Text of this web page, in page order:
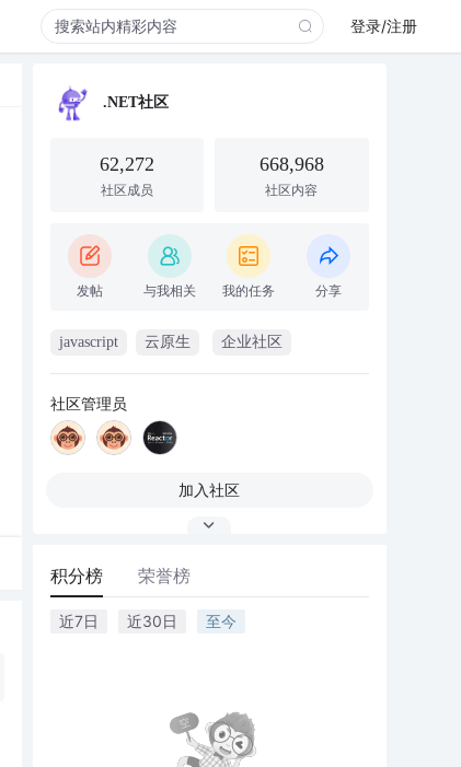
登录/注册
.NET社区
62,272
社区成员
668,968
社区内容
发帖 与我相关 我的任务 分享
javascript 云原生 企业社区
社区管理员
加入社区
积分榜 荣誉榜
近7日 近30日 至今